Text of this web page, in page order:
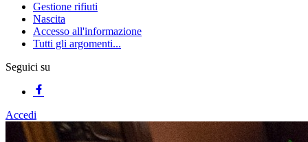
Gestione rifiuti
Nascita
Accesso all'informazione
Tutti gli argomenti...
Seguici su
Accedi